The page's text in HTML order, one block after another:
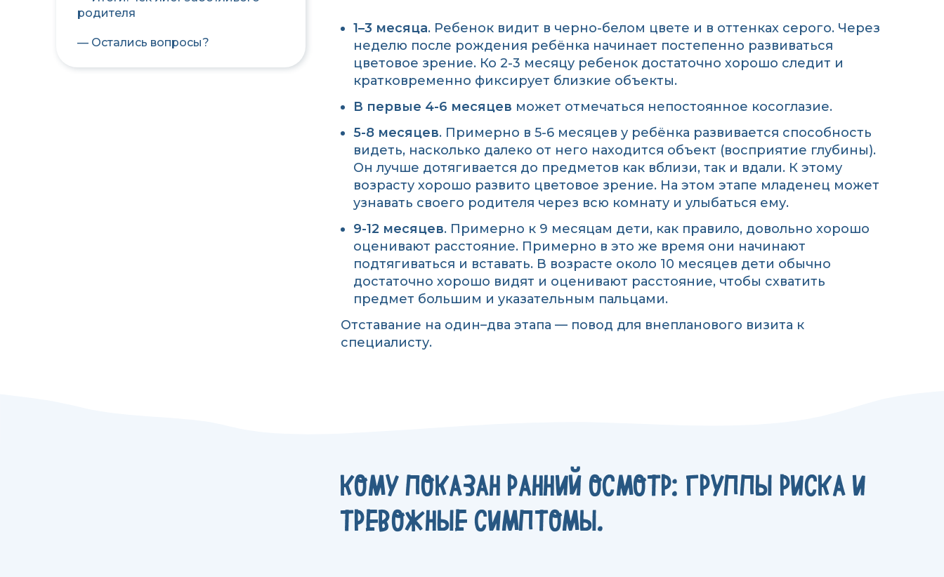
родителя
— Остались вопросы?
1–3 месяца. Ребенок видит в черно-белом цвете и в оттенках серого. Через
неделю после рождения ребёнка начинает постепенно развиваться
цветовое зрение. Ко 2-3 месяцу ребенок достаточно хорошо следит и
кратковременно фиксирует близкие объекты.
В первые 4-6 месяцев может отмечаться непостоянное косоглазие.
5-8 месяцев. Примерно в 5-6 месяцев у ребёнка развивается способность
видеть, насколько далеко от него находится объект (восприятие глубины).
Он лучше дотягивается до предметов как вблизи, так и вдали. К этому
возрасту хорошо развито цветовое зрение. На этом этапе младенец может
узнавать своего родителя через всю комнату и улыбаться ему.
9-12 месяцев. Примерно к 9 месяцам дети, как правило, довольно хорошо
оценивают расстояние. Примерно в это же время они начинают
подтягиваться и вставать. В возрасте около 10 месяцев дети обычно
достаточно хорошо видят и оценивают расстояние, чтобы схватить
предмет большим и указательным пальцами.
Отставание на один–два этапа — повод для внепланового визита к
специалисту.
КОМУ ПОКАЗАН РАННИЙ ОСМОТР: ГРУППЫ РИСКА И
ТРЕВОЖНЫЕ СИМПТОМЫ.